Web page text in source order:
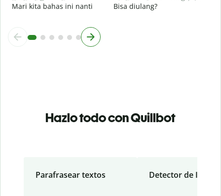
Mari kita bahas ini nanti
Bisa diulang?
Hazlo todo con Quillbot
Parafrasear textos Detector de IA